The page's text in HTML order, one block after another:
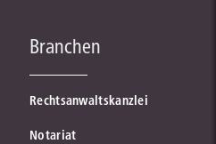
Branchen
Rechtsanwaltskanzlei
Notariat